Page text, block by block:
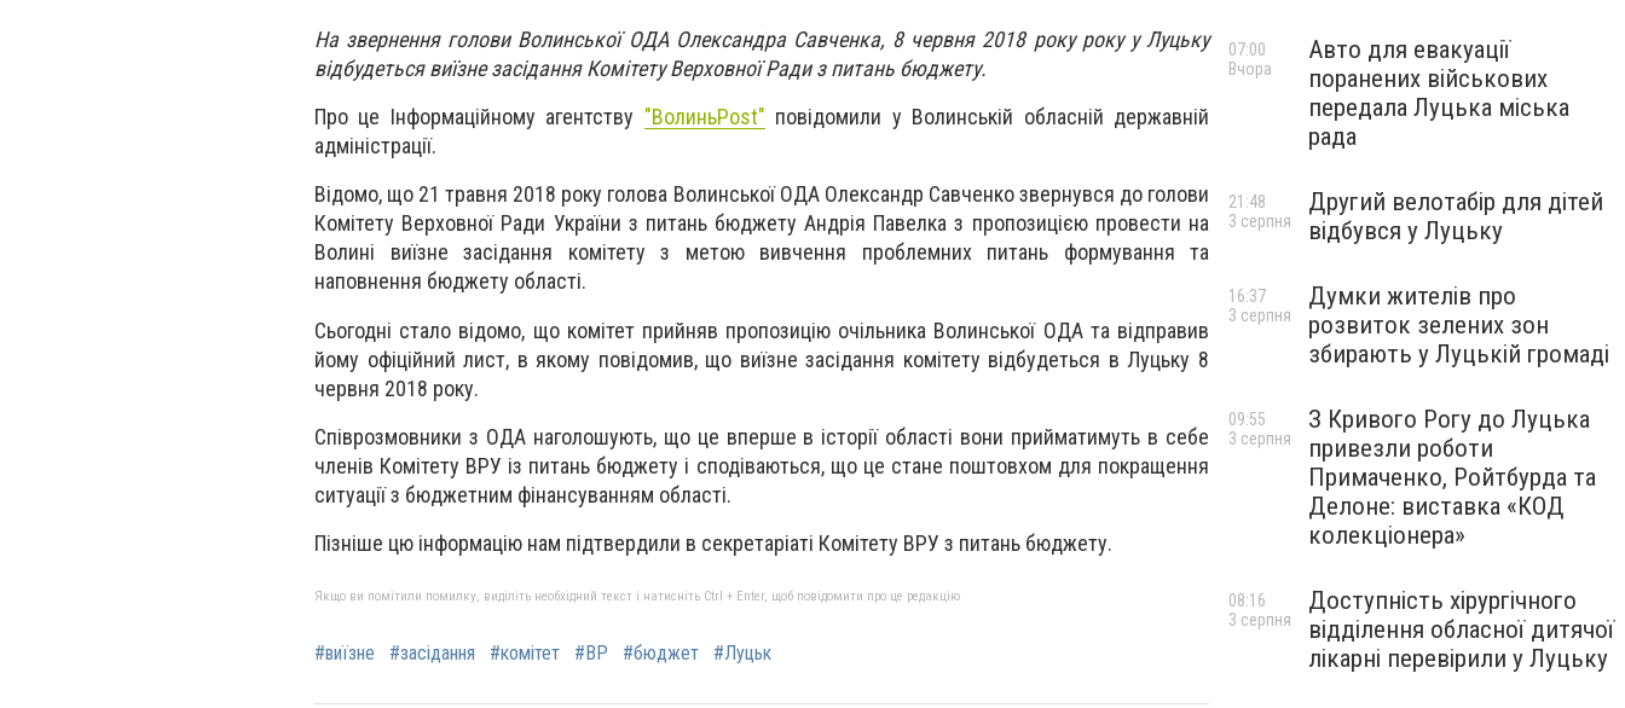
На звернення голови Волинської ОДА Олександра Савченка, 8 червня 2018 року року у Луцьку
відбудеться виїзне засідання Комітету Верховної Ради з питань бюджету.
Про це Інформаційному агентству "ВолиньPost" повідомили у Волинській обласній державній
адміністрації.
Відомо, що 21 травня 2018 року голова Волинської ОДА Олександр Савченко звернувся до голови
Комітету Верховної Ради України з питань бюджету Андрія Павелка з пропозицією провести на
Волині виїзне засідання комітету з метою вивчення проблемних питань формування та
наповнення бюджету області.
Сьогодні стало відомо, що комітет прийняв пропозицію очільника Волинської ОДА та відправив
йому офіційний лист, в якому повідомив, що виїзне засідання комітету відбудеться в Луцьку 8
червня 2018 року.
Співрозмовники з ОДА наголошують, що це вперше в історії області вони прийматимуть в себе
членів Комітету ВРУ із питань бюджету і сподіваються, що це стане поштовхом для покращення
ситуації з бюджетним фінансуванням області.
Пізніше цю інформацію нам підтвердили в секретаріаті Комітету ВРУ з питань бюджету.
Якщо ви помітили помилку, виділіть необхідний текст і натисніть Ctrl + Enter, щоб повідомити про це редакцію
#виїзне #засідання #комітет #ВР #бюджет #Луцьк
Авто для евакуації
поранених військових
передала Луцька міська
рада
07:00
Вчора
Другий велотабір для дітей
відбувся у Луцьку
21:48
3 серпня
Думки жителів про
розвиток зелених зон
збирають у Луцькій громаді
16:37
3 серпня
З Кривого Рогу до Луцька
привезли роботи
Примаченко, Ройтбурда та
Делоне: виставка «КОД
колекціонера»
09:55
3 серпня
Доступність хірургічного
відділення обласної дитячої
лікарні перевірили у Луцьку
08:16
3 серпня